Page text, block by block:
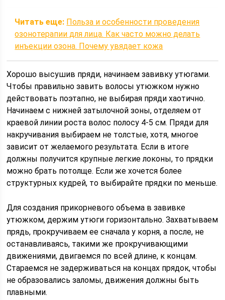
Читать еще: Польза и особенности проведения
озонотерапии для лица. Как часто можно делать
инъекции озона. Почему увядает кожа
Хорошо высушив пряди, начинаем завивку утюгами.
Чтобы правильно завить волосы утюжком нужно
действовать поэтапно, не выбирая пряди хаотично.
Начинаем с нижней затылочной зоны, отделяем от
краевой линии роста волос полосу 4-5 см. Пряди для
накручивания выбираем не толстые, хотя, многое
зависит от желаемого результата. Если в итоге
должны получится крупные легкие локоны, то прядки
можно брать потолще. Если же хочется более
структурных кудрей, то выбирайте прядки по меньше.
Для создания прикорневого объема в завивке
утюжком, держим утюги горизонтально. Захватываем
прядь, прокручиваем ее сначала у корня, а после, не
останавливаясь, такими же прокручивающими
движениями, двигаемся по всей длине, к концам.
Стараемся не задерживаться на концах прядок, чтобы
не образовались заломы, движения должны быть
плавными.